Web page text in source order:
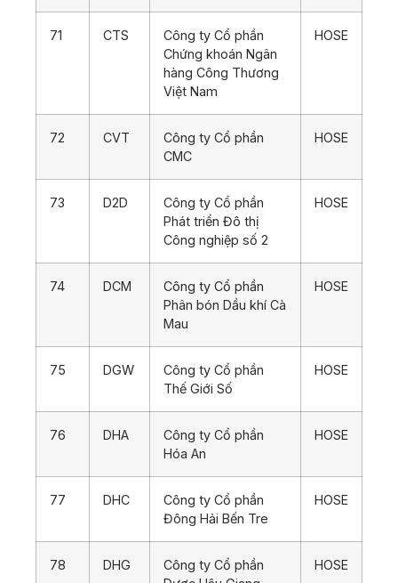
71 CTS
Công ty Cổ phần
Chứng khoán Ngân
hàng Công Thương
Việt Nam
HOSE
72 CVT
Công ty Cổ phần
CMC
HOSE
73 D2D
Công ty Cổ phần
Phát triển Đô thị
Công nghiệp số 2
HOSE
74 DCM
Công ty Cổ phần
Phân bón Dầu khí Cà
Mau
HOSE
75 DGW
Công ty Cổ phần
Thế Giới Số
HOSE
76 DHA
Công ty Cổ phần
Hóa An
HOSE
77 DHC
Công ty Cổ phần
Đông Hải Bến Tre
HOSE
78 DHG
Công ty Cổ phần
HOSE